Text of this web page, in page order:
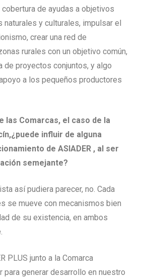
de ayudas a objetivos
naturales y culturales, impulsar el
crear una red de
rurales con un objetivo común,
de proyectos conjuntos, y algo
a los pequeños productores
las Comarcas, el caso de la
influir de alguna
de ASIADER , al ser
semejante?
así pudiera parecer, no. Cada
se mueve con mecanismos bien
de su existencia, en ambos
PLUS junto a la Comarca
generar desarrollo en nuestro